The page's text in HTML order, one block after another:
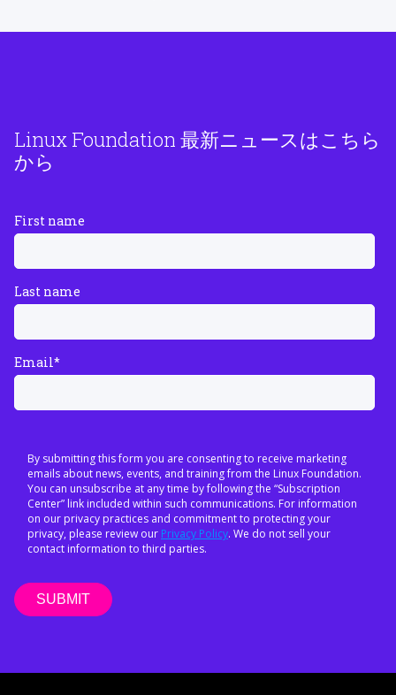
Linux Foundation 最新ニュースはこちら
から
First name
Last name
Email*
By submitting this form you are consenting to receive marketing
emails about news, events, and training from the Linux Foundation.
You can unsubscribe at any time by following the “Subscription
Center” link included within such communications. For information
on our privacy practices and commitment to protecting your
privacy, please review our Privacy Policy. We do not sell your
contact information to third parties.